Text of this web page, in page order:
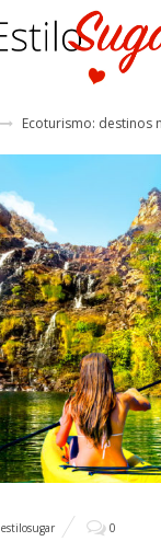
Ecoturismo: destinos
estilosugar 0